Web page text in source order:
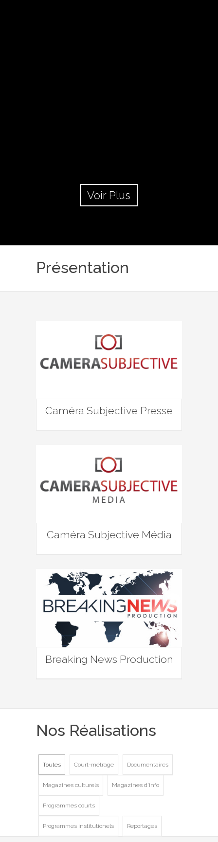
Voir Plus
Présentation
Caméra Subjective Presse
Caméra Subjective Média
Breaking News Production
Nos Réalisations
Toutes Court-métrage Documentaires
Magazines culturels Magazines d'info
Programmes courts
Programmes institutionels Reportages